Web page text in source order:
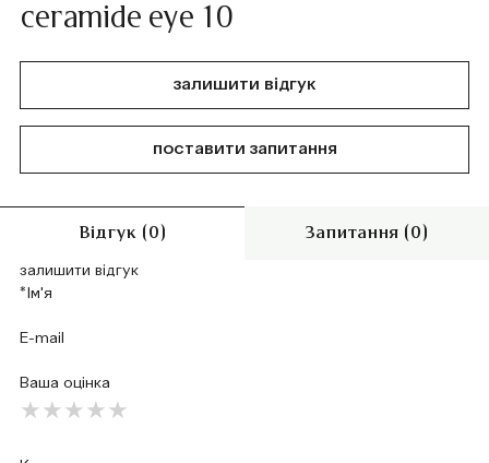
ceramide eye 10
залишити відгук
поставити запитання
Відгук (0) Запитання (0)
залишити відгук
Ваша оцінка